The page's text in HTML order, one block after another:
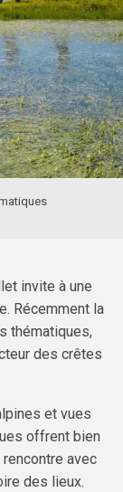
invite à une
Récemment la
thématiques,
des crêtes
et vues
offrent bien
avec
des lieux.